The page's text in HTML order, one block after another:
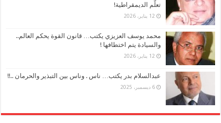
تعلُّم الديمقراطية!
12 يناير، 2026
محمد يوسف العزيزي يكتب… قانون القوة يحكم العالم..
والسيادة يتم اختطافها !
12 يناير، 2026
عبدالسلام بدر يكتب… ناس . وناس بين التبذير والحرمان ..!!
6 ديسمبر، 2025